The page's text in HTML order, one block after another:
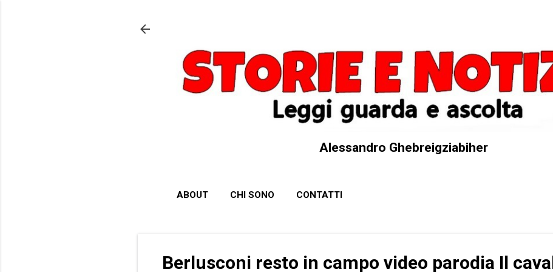
Alessandro Ghebreigziabiher
ABOUT CHI SONO CONTATTI
Berlusconi resto in campo video parodia Il